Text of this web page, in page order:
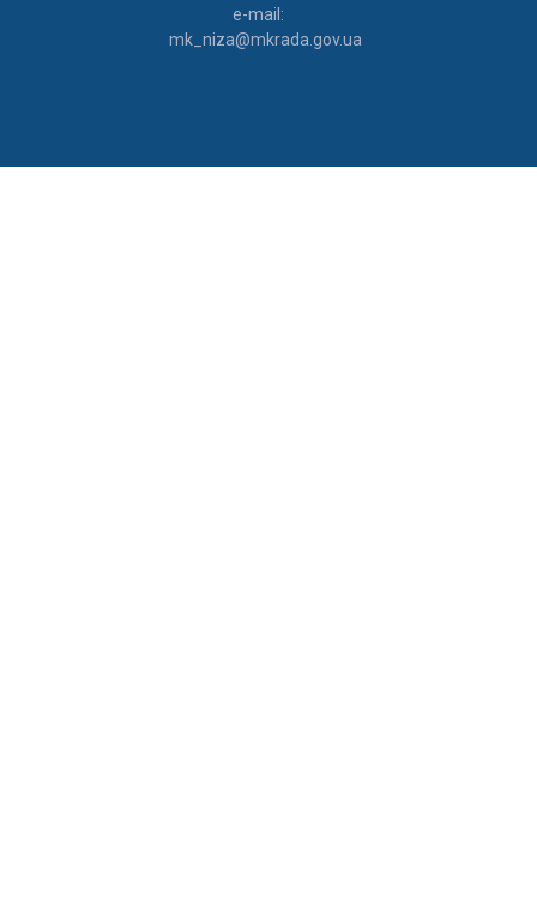
e-mail:
mk_niza@mkrada.gov.ua